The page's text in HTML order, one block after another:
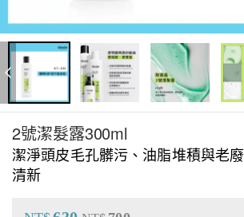
2號潔髮露300ml
潔淨頭皮毛孔髒污、油脂堆積與老
清新